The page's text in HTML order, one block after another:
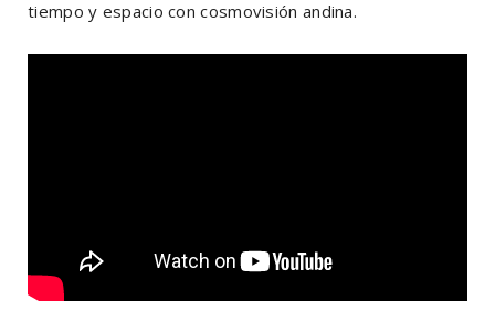
tiempo y espacio con cosmovisión andina.